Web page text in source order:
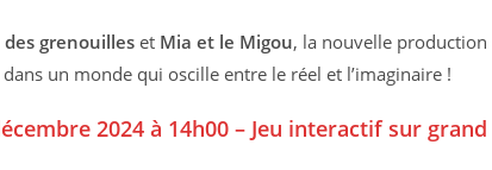
grenouilles et Mia et le Migou, la nouvelle
un monde qui oscille entre le réel et l’imaginaire !
2024 à 14h00 – Jeu interactif sur